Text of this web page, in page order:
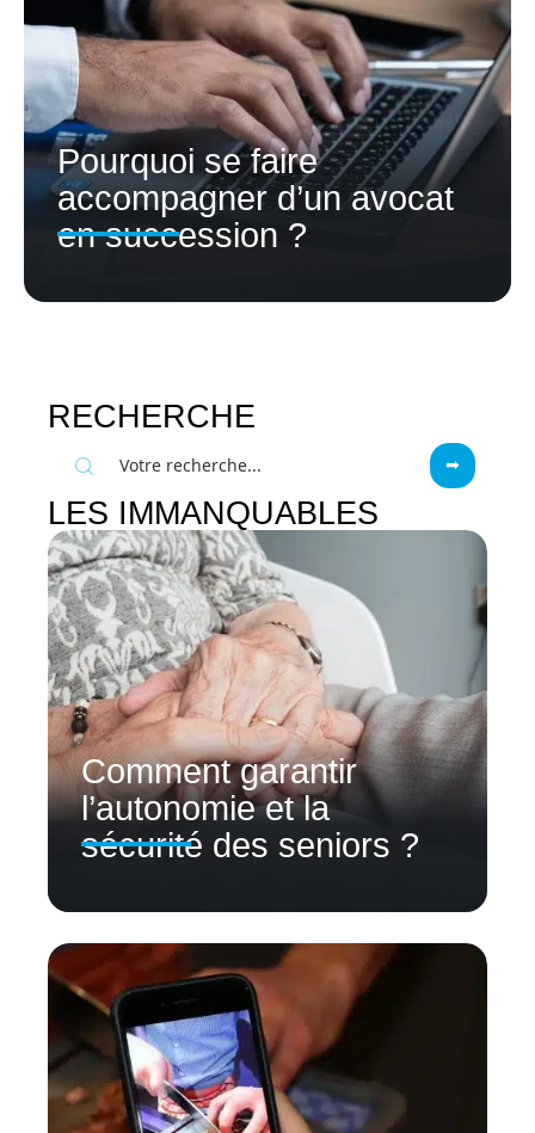
Pourquoi se faire
accompagner d’un avocat
en succession ?
RECHERCHE
LES IMMANQUABLES
Comment garantir
l’autonomie et la
sécurité des seniors ?